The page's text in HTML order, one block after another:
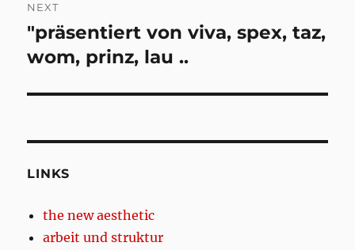
NEXT
Next
post:
"präsentiert von viva, spex, taz,
wom, prinz, lau ..
LINKS
the new aesthetic
arbeit und struktur